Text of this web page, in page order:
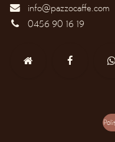
info@pazzocaffe.com
0456 90 16 19